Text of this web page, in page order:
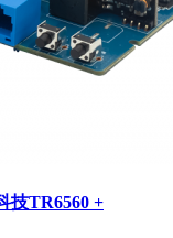
技TR6560 +